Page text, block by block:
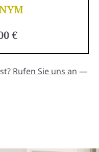
€
Rufen Sie uns an —